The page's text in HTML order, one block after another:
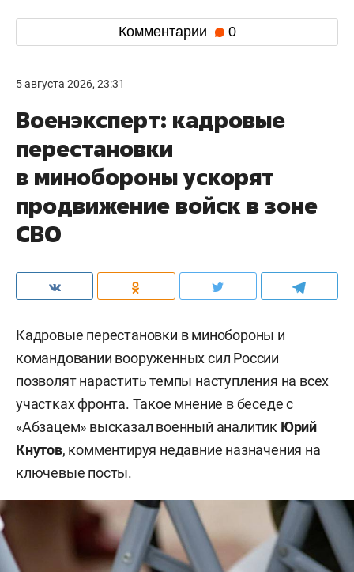
Комментарии 0
5 августа 2026, 23:31
Военэксперт: кадровые
перестановки
в минобороны ускорят
продвижение войск в зоне
СВО
Кадровые перестановки в минобороны и
командовании вооруженных сил России
позволят нарастить темпы наступления на всех
участках фронта. Такое мнение в беседе с
«Абзацем» высказал военный аналитик Юрий
Кнутов, комментируя недавние назначения на
ключевые посты.